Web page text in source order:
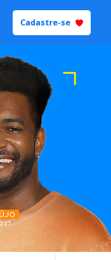
Cadastre-se